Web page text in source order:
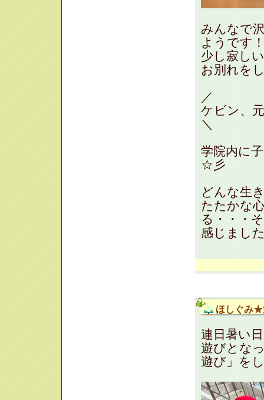
みんなで
ようです
少し寂し
お別れを
／
ケビン、
＼
学院内に
☆彡
どんな生
たたかな
る・・・
感じまし
ほしぐみ★
連日暑い
遊びとな
遊び」を